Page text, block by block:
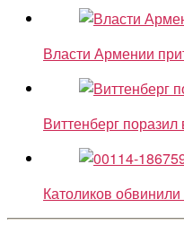
Власти Армении
Виттенберг
Католиков